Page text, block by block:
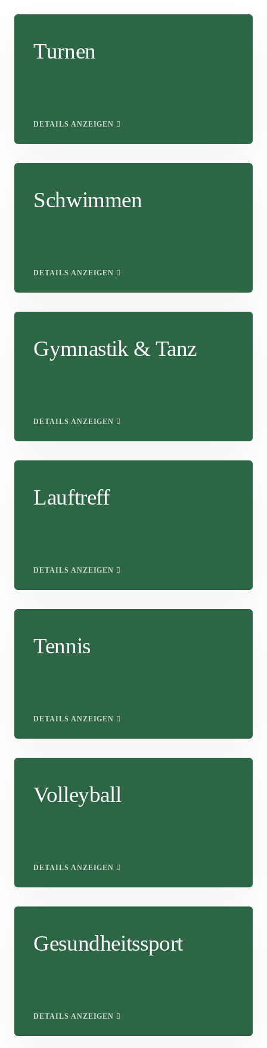
Turnen
DETAILS ANZEIGEN
Schwimmen
DETAILS ANZEIGEN
Gymnastik & Tanz
DETAILS ANZEIGEN
Lauftreff
DETAILS ANZEIGEN
Tennis
DETAILS ANZEIGEN
Volleyball
DETAILS ANZEIGEN
Gesundheitssport
DETAILS ANZEIGEN